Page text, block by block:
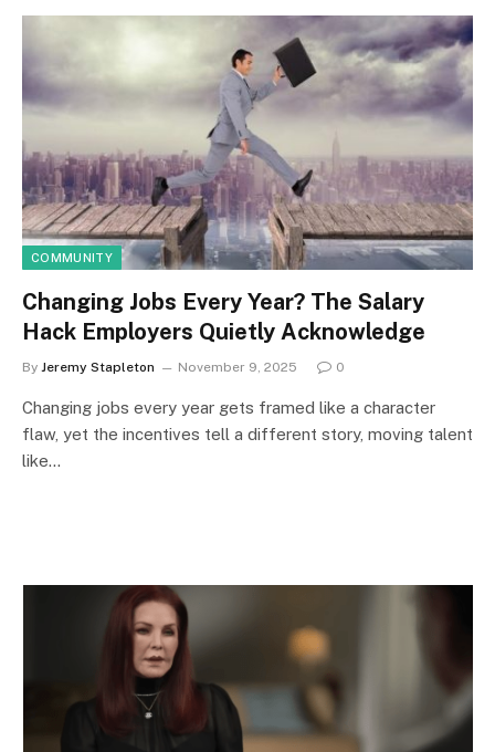
COMMUNITY
Changing Jobs Every Year? The Salary
Hack Employers Quietly Acknowledge
By Jeremy Stapleton November 9, 2025 0
Changing jobs every year gets framed like a character
flaw, yet the incentives tell a different story, moving talent
like…